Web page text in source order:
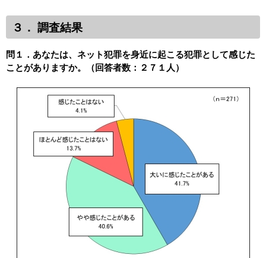
３． 調査結果
問１．あなたは、ネット犯罪を身近に起こる犯罪として感じた
ことがありますか。（回答者数：２７１人）